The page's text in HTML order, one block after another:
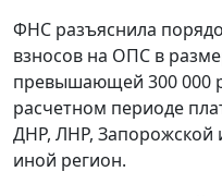
ФНС разъяснила
взносов на ОПС в
превышающей 300 000
расчетном периоде
ДНР, ЛНР, Запорожской
иной регион.